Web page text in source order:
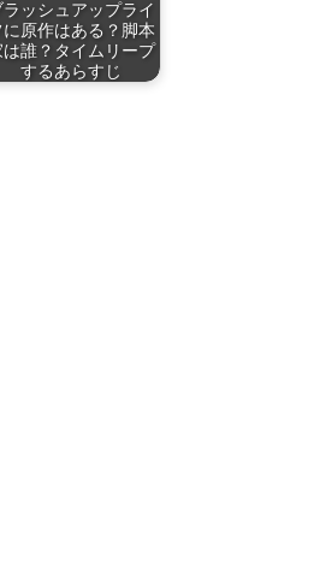
ラッシュアップライ
に原作はある？脚本
は誰？タイムリープ
するあらすじ